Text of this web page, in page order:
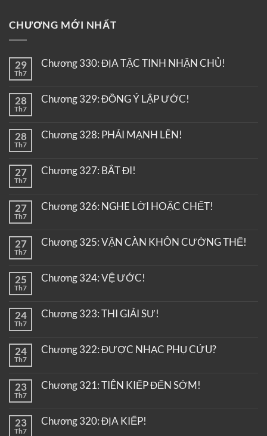
CHƯƠNG MỚI NHẤT
29
Th7
Chương 330: ĐỊA TẶC TINH NHẬN CHỦ!
28
Th7
Chương 329: ĐỒNG Ý LẬP ƯỚC!
28
Th7
Chương 328: PHẢI MẠNH LÊN!
27
Th7
Chương 327: BẮT ĐI!
27
Th7
Chương 326: NGHE LỜI HOẶC CHẾT!
27
Th7
Chương 325: VẬN CÀN KHÔN CƯỜNG THẾ!
25
Th7
Chương 324: VỆ ƯỚC!
24
Th7
Chương 323: THI GIẢI SƯ!
24
Th7
Chương 322: ĐƯỢC NHẠC PHỤ CỨU?
23
Th7
Chương 321: TIÊN KIẾP ĐẾN SỚM!
23
Th7
Chương 320: ĐỊA KIẾP!